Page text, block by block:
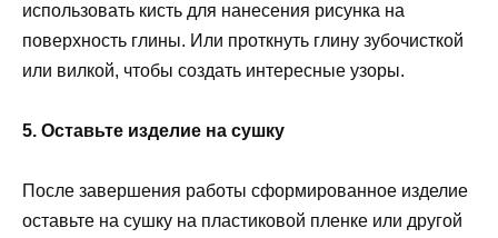
использовать кисть для нанесения рисунка на
поверхность глины. Или проткнуть глину зубочисткой
или вилкой, чтобы создать интересные узоры.
5. Оставьте изделие на сушку
После завершения работы сформированное изделие
оставьте на сушку на пластиковой пленке или другой